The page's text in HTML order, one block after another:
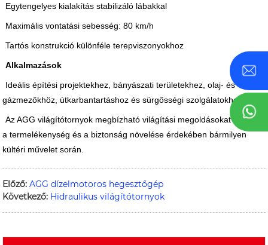
Egytengelyes kialakítás stabilizáló lábakkal
Maximális vontatási sebesség: 80 km/h
Tartós konstrukció különféle terepviszonyokhoz
Alkalmazások
Ideális építési projektekhez, bányászati ​​területekhez, olaj- és
gázmezőkhöz, útkarbantartáshoz és sürgősségi szolgálatokhoz.
Az AGG világítótornyok megbízható világítási megoldásokat kínálnak
a termelékenység és a biztonság növelése érdekében bármilyen
kültéri művelet során.
Előző: AGG dízelmotoros hegesztőgép
Következő: Hidraulikus világítótornyok